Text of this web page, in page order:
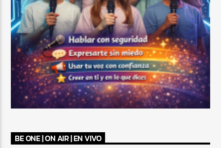
BE ONE | ON AIR | EN VIVO